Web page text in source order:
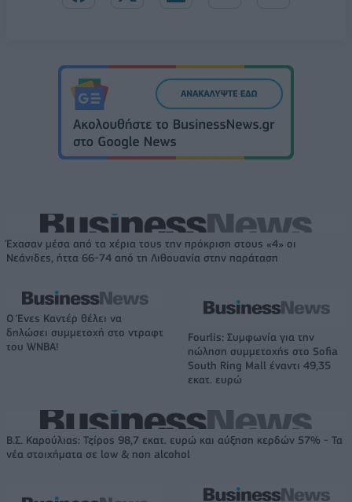
Έχασαν μέσα από τα χέρια τους την πρόκριση στους «4» οι
Νεάνιδες, ήττα 66-74 από τη Λιθουανία στην παράταση
Ο Ένες Καντέρ θέλει να
δηλώσει συμμετοχή στο ντραφτ
του WNBA!
Fourlis: Συμφωνία για την
πώληση συμμετοχής στο Sofia
South Ring Mall έναντι 49,35
εκατ. ευρώ
Β.Σ. Καρούλιας: Τζίρος 98,7 εκατ. ευρώ και αύξηση κερδών 57% - Τα
νέα στοιχήματα σε low & non alcohol